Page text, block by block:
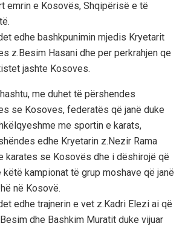
emrin e Kosovës, Shqipërisë e të
edhe bashkpunimin mjedis Kryetarit
z.Besim Hasani dhe per perkrahjen qe
jashte Kosoves.
me duhet të përshendes
se Kosoves, federatës që janë duke
me sportin e karats,
edhe Kryetarin z.Nezir Rama
karates se Kosovës dhe i dëshirojë që
kampionat të grup moshave që janë
në Kosovë.
edhe trajnerin e vet z.Kadri Elezi ai që
dhe Bashkim Muratit duke vijuar